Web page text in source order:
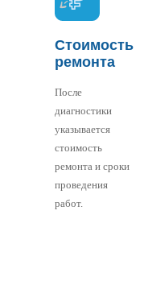
Стоимость
ремонта
После
диагностики
указывается
стоимость
ремонта и сроки
проведения
работ.